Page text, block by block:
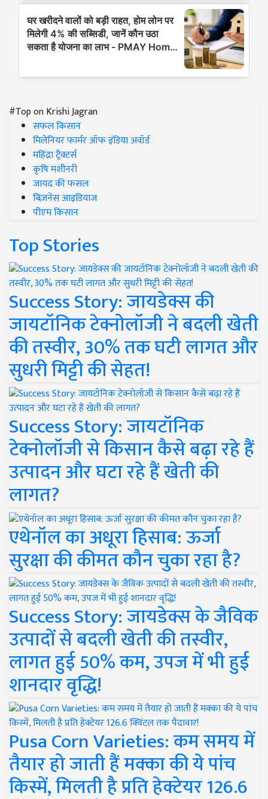
#Top on Krishi Jagran
सफल किसान
मिलेनियर फार्मर ऑफ इंडिया अवॉर्ड
महिंद्रा ट्रैक्टर्स
कृषि मशीनरी
जायद की फसल
बिज़नेस आइडियाज
पीएम किसान
Top Stories
Success Story: जायडेक्स की
जायटॉनिक टेक्नोलॉजी ने बदली खेती
की तस्वीर, 30% तक घटी लागत और
सुधरी मिट्टी की सेहत!
Success Story: जायटॉनिक
टेक्नोलॉजी से किसान कैसे बढ़ा रहे हैं
उत्पादन और घटा रहे हैं खेती की
लागत?
एथेनॉल का अधूरा हिसाब: ऊर्जा
सुरक्षा की कीमत कौन चुका रहा है?
Success Story: जायडेक्स के जैविक
उत्पादों से बदली खेती की तस्वीर,
लागत हुई 50% कम, उपज में भी हुई
शानदार वृद्धि!
Pusa Corn Varieties: कम समय में
तैयार हो जाती हैं मक्का की ये पांच
किस्में, मिलती है प्रति हेक्टेयर 126.6